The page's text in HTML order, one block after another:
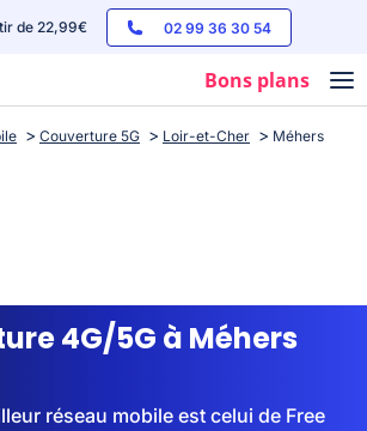
de 22,99€ 02 99 36 30 54
Bons plans
Couverture 5G Loir-et-Cher Méhers
4G/5G à Méhers
réseau mobile est celui de Free